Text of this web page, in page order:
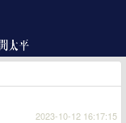
2023-10-12 16:17:15